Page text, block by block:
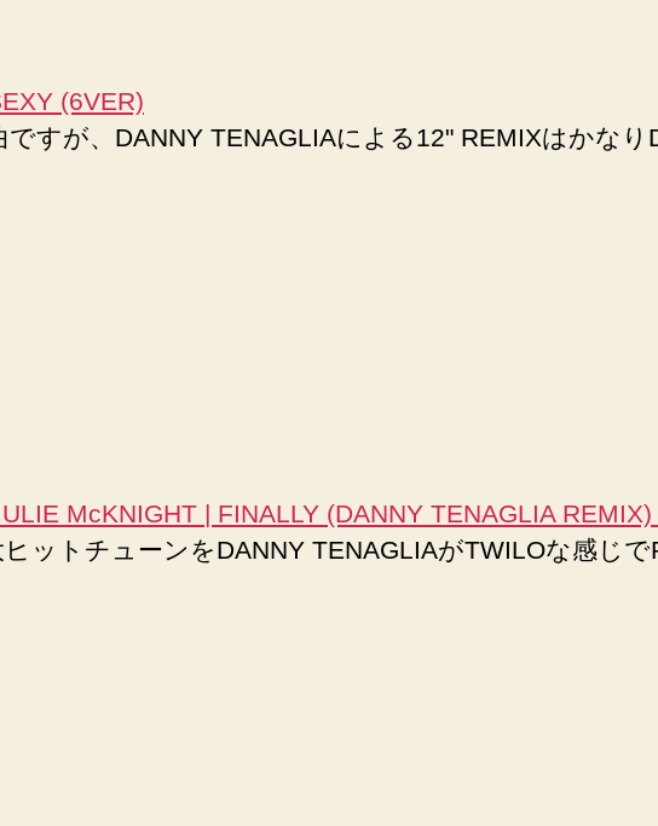
(6VER)
すが、DANNY TENAGLIAによる12" REMIXはかな
McKNIGHT | FINALLY (DANNY TENAGLIA REMIX)
ットチューンをDANNY TENAGLIAがTWILOな感じ